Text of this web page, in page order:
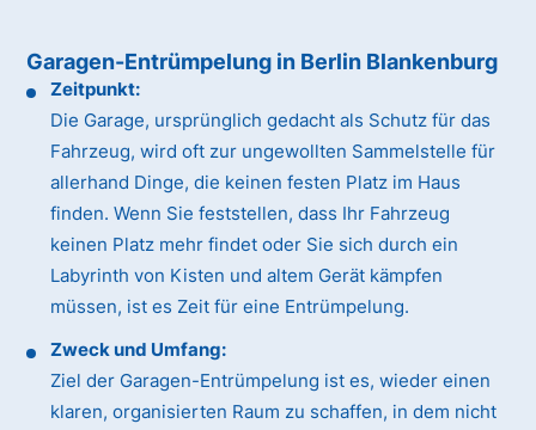
Garagen-Entrümpelung in Berlin Blankenburg
Zeitpunkt:
Die Garage, ursprünglich gedacht als Schutz für das
Fahrzeug, wird oft zur ungewollten Sammelstelle für
allerhand Dinge, die keinen festen Platz im Haus
finden. Wenn Sie feststellen, dass Ihr Fahrzeug
keinen Platz mehr findet oder Sie sich durch ein
Labyrinth von Kisten und altem Gerät kämpfen
müssen, ist es Zeit für eine Entrümpelung.
Zweck und Umfang:
Ziel der Garagen-Entrümpelung ist es, wieder einen
klaren, organisierten Raum zu schaffen, in dem nicht